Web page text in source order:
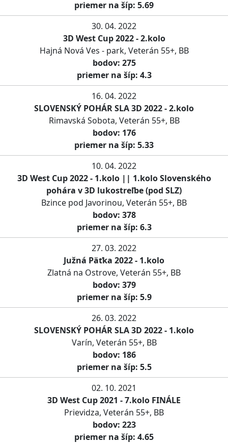
priemer na šíp: 5.69
30. 04. 2022
3D West Cup 2022 - 2.kolo
Hajná Nová Ves - park, Veterán 55+, BB
bodov: 275
priemer na šíp: 4.3
16. 04. 2022
SLOVENSKÝ POHÁR SLA 3D 2022 - 2.kolo
Rimavská Sobota, Veterán 55+, BB
bodov: 176
priemer na šíp: 5.33
10. 04. 2022
3D West Cup 2022 - 1.kolo || 1.kolo Slovenského
pohára v 3D lukostreľbe (pod SLZ)
Bzince pod Javorinou, Veterán 55+, BB
bodov: 378
priemer na šíp: 6.3
27. 03. 2022
Južná Päťka 2022 - 1.kolo
Zlatná na Ostrove, Veterán 55+, BB
bodov: 379
priemer na šíp: 5.9
26. 03. 2022
SLOVENSKÝ POHÁR SLA 3D 2022 - 1.kolo
Varín, Veterán 55+, BB
bodov: 186
priemer na šíp: 5.5
02. 10. 2021
3D West Cup 2021 - 7.kolo FINÁLE
Prievidza, Veterán 55+, BB
bodov: 223
priemer na šíp: 4.65